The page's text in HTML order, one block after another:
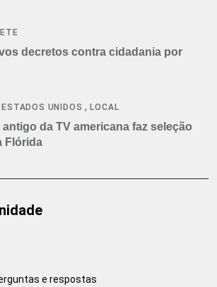
decretos contra cidadania por
ESTADOS UNIDOS ,LOCAL
da TV americana faz seleção
Flórida
e respostas